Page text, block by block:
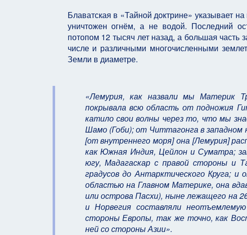
Блаватская в «Тайной доктрине» указывает
уничтожен огнём, а не водой. Последний
потопом 12 тысяч лет назад, а большая часть
числе и различными многочисленными
Земли в диаметре.
«Лемурия, как назвали мы Материк
покрывала всю область от подножия
катило свои волны через то, что мы
Шамо (Гоби); от Читтагонга в западном
[от внутреннего моря] она [Лемурия]
как Южная Индия, Цейлон и Суматра;
югу, Мадагаскар с правой стороны и
градусов до Антарктического Круга;
областью на Главном Материке, она
или острова Пасхи), ныне лежащего на
и Норвегия составляли
стороны Европы, так же точно, как
ней со стороны Азии».